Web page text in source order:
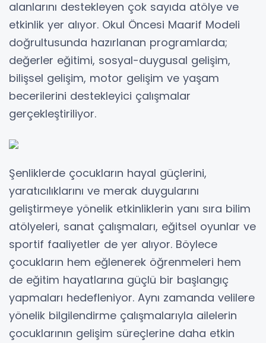
alanlarını destekleyen çok sayıda atölye ve
etkinlik yer alıyor. Okul Öncesi Maarif Modeli
doğrultusunda hazırlanan programlarda;
değerler eğitimi, sosyal-duygusal gelişim,
bilişsel gelişim, motor gelişim ve yaşam
becerilerini destekleyici çalışmalar
gerçekleştiriliyor.
Şenliklerde çocukların hayal güçlerini,
yaratıcılıklarını ve merak duygularını
geliştirmeye yönelik etkinliklerin yanı sıra bilim
atölyeleri, sanat çalışmaları, eğitsel oyunlar ve
sportif faaliyetler de yer alıyor. Böylece
çocukların hem eğlenerek öğrenmeleri hem
de eğitim hayatlarına güçlü bir başlangıç
yapmaları hedefleniyor. Aynı zamanda velilere
yönelik bilgilendirme çalışmalarıyla ailelerin
çocuklarının gelişim süreçlerine daha etkin